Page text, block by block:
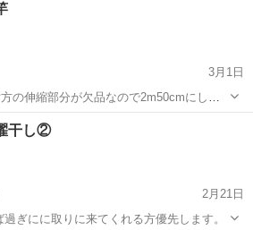
3月1日
の伸縮部分が欠品なので2m50cmにしか
もらうためのアピール、戦略商品で...
収納家具
干し②
2月21日
ぎにに取りに来てくれる方優先します。